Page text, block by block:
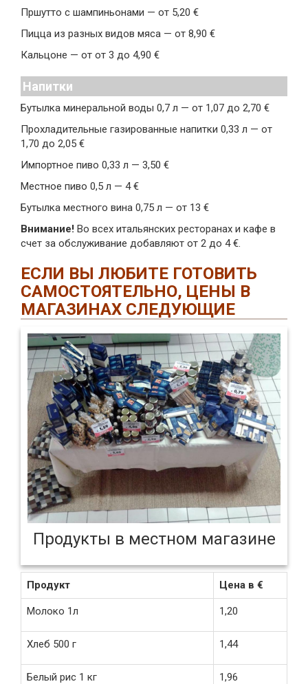
Пршутто с шампиньонами — от 5,20 €
Пицца из разных видов мяса — от 8,90 €
Кальцоне — от от 3 до 4,90 €
Напитки
Бутылка минеральной воды 0,7 л — от 1,07 до 2,70 €
Прохладительные газированные напитки 0,33 л — от
1,70 до 2,05 €
Импортное пиво 0,33 л — 3,50 €
Местное пиво 0,5 л — 4 €
Бутылка местного вина 0,75 л — от 13 €
Внимание! Во всех итальянских ресторанах и кафе в
счет за обслуживание добавляют от 2 до 4 €.
ЕСЛИ ВЫ ЛЮБИТЕ ГОТОВИТЬ
САМОСТОЯТЕЛЬНО, ЦЕНЫ В
МАГАЗИНАХ СЛЕДУЮЩИЕ
Продукты в местном магазине
Продукт Цена в €
Молоко 1л 1,20
Хлеб 500 г 1,44
Белый рис 1 кг 1,96